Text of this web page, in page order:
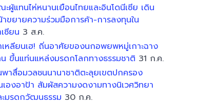
ผู้แทนไห่หนานเยือนไทยและอินโดนีเซีย เดิน
าขยายความร่วมมือการค้า-การลงทุนใน
ซียน 3 ส.ค.
เหลียนเฮ! ถิ่นอาศัยของนกอพยพหมู่เกาะฉาง
น ขึ้นแท่นแหล่งมรดกโลกทางธรรมชาติ 31 ก.ค.
าสื่อมวลชนนานาชาติตะลุยเขตปกครอง
เองอาป้า สัมผัสความงดงามทางนิเวศวิทยา
ะมรดกวัฒนธรรม 30 ก.ค.